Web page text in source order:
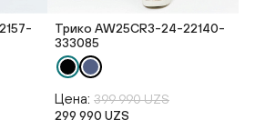
Трико AW25CR3-24-22140-
333085
Цена: 399 990 UZS
299 990 UZS